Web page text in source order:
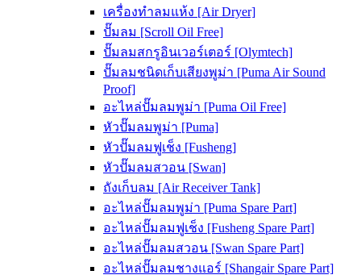
เครื่องทำลมแห้ง [Air Dryer]
ปั๊มลม [Scroll Oil Free]
ปั๊มลมสกรูอินเวอร์เตอร์ [Olymtech]
ปั๊มลมชนิดเก็บเสียงพูม่า [Puma Air Sound
Proof]
อะไหล่ปั๊มลมพูม่า [Puma Oil Free]
หัวปั๊มลมพูม่า [Puma]
หัวปั๊มลมฟูเช็ง [Fusheng]
หัวปั๊มลมสวอน [Swan]
ถังเก็บลม [Air Receiver Tank]
อะไหล่ปั๊มลมพูม่า [Puma Spare Part]
อะไหล่ปั๊มลมฟูเช็ง [Fusheng Spare Part]
อะไหล่ปั๊มลมสวอน [Swan Spare Part]
อะไหล่ปั๊มลมชางแอร์ [Shangair Spare Part]